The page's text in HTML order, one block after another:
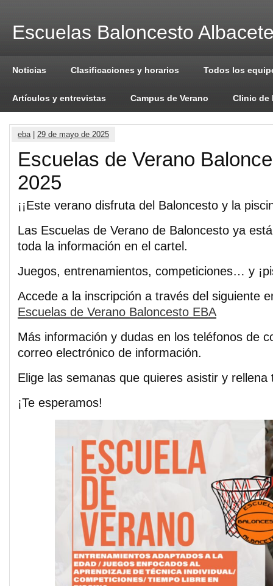
Escuelas Baloncesto
Noticias Clasificaciones y horarios Todos los
Artículos y entrevistas Campus de Verano Clinic de
eba| 29 de mayo de 2025
Escuelas de Verano
2025
¡¡Este verano disfruta del Baloncesto y la
Las Escuelas de Verano de Baloncesto ya
toda la información en el cartel.
Juegos, entrenamientos, competiciones… y
Accede a la inscripción a través del siguiente
Escuelas de Verano Baloncesto EBA
Más información y dudas en los teléfonos de
correo electrónico de información.
Elige las semanas que quieres asistir y rellena
¡Te esperamos!